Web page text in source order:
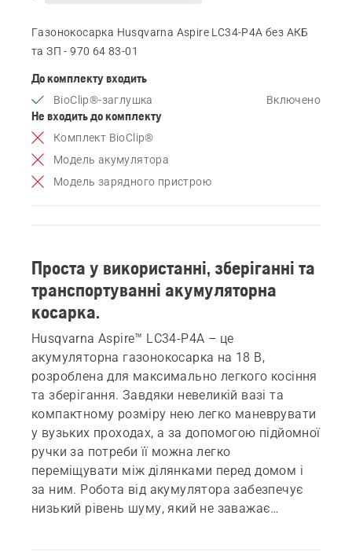
Газонокосарка Husqvarna Aspire LC34-P4A без АКБ
та ЗП - 970 64 83‑01
До комплекту входить
BioClip®-заглушка Включено
Не входить до комплекту
Комплект BioClip®
Модель акумулятора
Модель зарядного пристрою
Проста у використанні, зберіганні та
транспортуванні акумуляторна
косарка.
Husqvarna Aspire™ LC34-P4A – це
акумуляторна газонокосарка на 18 В,
розроблена для максимально легкого косіння
та зберігання. Завдяки невеликій вазі та
компактному розміру нею легко маневрувати
у вузьких проходах, а за допомогою підйомної
ручки за потреби її можна легко
переміщувати між ділянками перед домом і
за ним. Робота від акумулятора забезпечує
низький рівень шуму, який не заважає